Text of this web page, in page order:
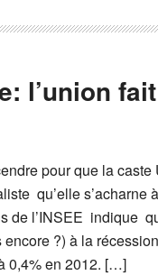
l’union
pour que la
qu’elle
de l’INSEE indique
encore ?) à la
0,4% en 2012. […]